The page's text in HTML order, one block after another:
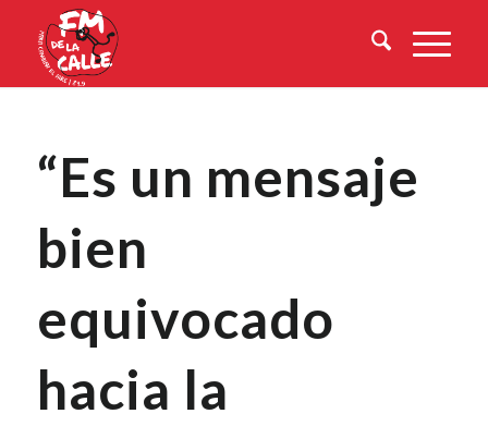
“Es un mensaje
bien
equivocado
hacia la